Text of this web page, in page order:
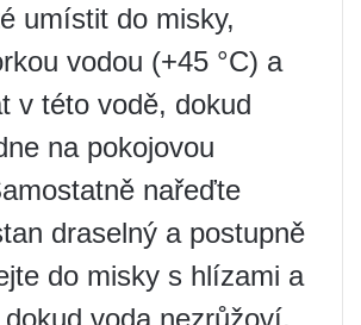
umístit do misky,
vodou (+45 °C) a
v této vodě, dokud
na pokojovou
nařeďte
draselný a postupně
do misky s hlízami a
voda nezrůžoví.